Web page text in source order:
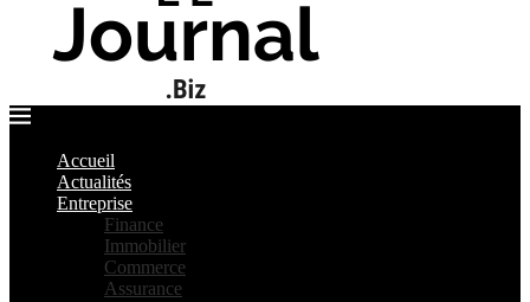
Accueil
Actualités
Entreprise
Finance
Immobilier
Commerce
Assurance